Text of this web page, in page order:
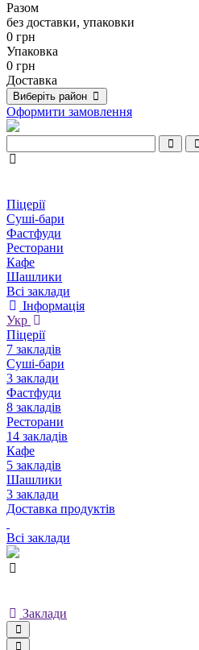
Разом
без доставки, упаковки
0 грн
Упаковка
0 грн
Доставка
Виберіть район
Оформити замовлення
Піцерії
Суші-бари
Фастфуди
Ресторани
Кафе
Шашлики
Всі заклади
Інформація
Укр
Піцерії
7 закладів
Суші-бари
3 заклади
Фастфуди
8 закладів
Ресторани
14 закладів
Кафе
5 закладів
Шашлики
3 заклади
Доставка продуктів
Всі заклади
Заклади